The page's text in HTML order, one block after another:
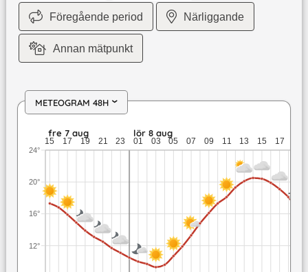
Föregående period Närliggande
Annan mätpunkt
METEOGRAM 48H ›
fre 7 aug: 17,3 till 11,1 grader: ingen nederbörd: upp till
fre 7 aug lör 8 aug
15 17 19 21 23 01 03 05 07 09 11 13 15 17
12°
16°
20°
24°